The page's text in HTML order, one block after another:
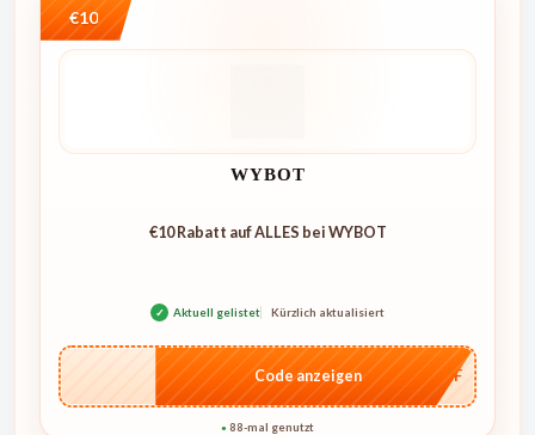
€10
WYBOT
€10 Rabatt auf ALLES bei WYBOT
✓ Aktuell gelistet Kürzlich aktualisiert
…AFF
Code anzeigen
● 88-mal genutzt